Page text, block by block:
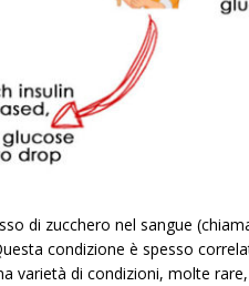
di zucchero nel sangue
condizione è spesso
varietà di condizioni, molte rare,